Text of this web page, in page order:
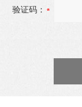
验证码：